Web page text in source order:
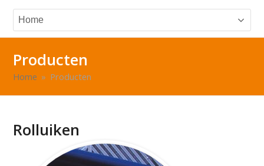
Producten
Home » Producten
Rolluiken